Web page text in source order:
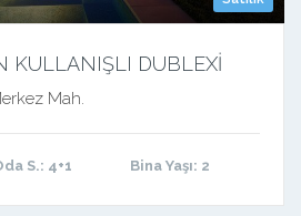
KULLANIŞLI DUBLEXİ
Mah.
S.: 4+1 Bina Yaşı: 2